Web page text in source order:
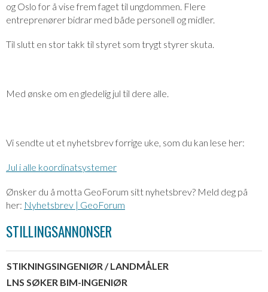
og Oslo for å vise frem faget til ungdommen. Flere
entreprenører bidrar med både personell og midler.
Til slutt en stor takk til styret som trygt styrer skuta.
Med ønske om en gledelig jul til dere alle.
Vi sendte ut et nyhetsbrev forrige uke, som du kan lese her:
Jul i alle koordinatsystemer
Ønsker du å motta GeoForum sitt nyhetsbrev? Meld deg på
her: Nyhetsbrev | GeoForum
STILLINGSANNONSER
STIKNINGSINGENIØR / LANDMÅLER
LNS SØKER BIM-INGENIØR